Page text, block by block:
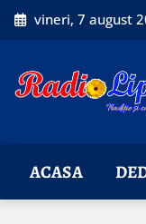
Skip
to
vineri, 7 august
ACASA